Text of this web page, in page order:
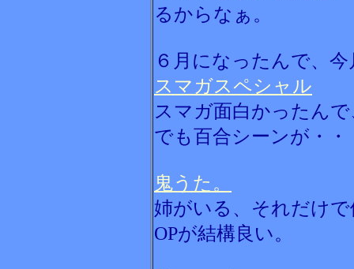
るからなぁ。
６月になったんで、
スマガスペシャル
スマガ面白かったん
でも百合シーンが・・
鬼うた。
姉がいる、それだけ
OPが結構良い。